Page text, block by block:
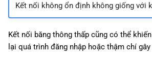
e
Kết nối không ổn định không giống với
Kết nối băng thông thấp cũng có thể
lại quá trình đăng nhập hoặc thậm chí